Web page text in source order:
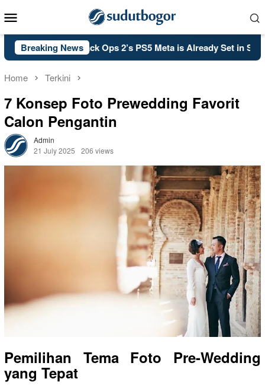
to
Menu
Breaking News
of Duty: Black Ops 2’s PS5 Meta is Already Set in Stone
Home Terkini
7 Konsep Foto Prewedding Favorit
Calon Pengantin
Admin
21 July 2025
206 views
Pemilihan Tema Foto Pre-Wedding
yang Tepat